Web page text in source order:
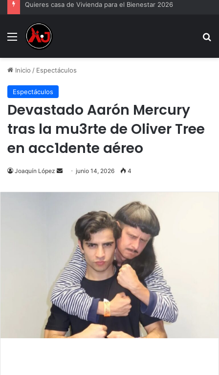
Quieres casa de Vivienda para el Bienestar 2026
Menu
Inicio / Espectáculos
Espectáculos
Devastado Aarón Mercury
tras la mu3rte de Oliver Tree
en acc1dente aéreo
Joaquín López
Send
email
junio 14, 2026 4